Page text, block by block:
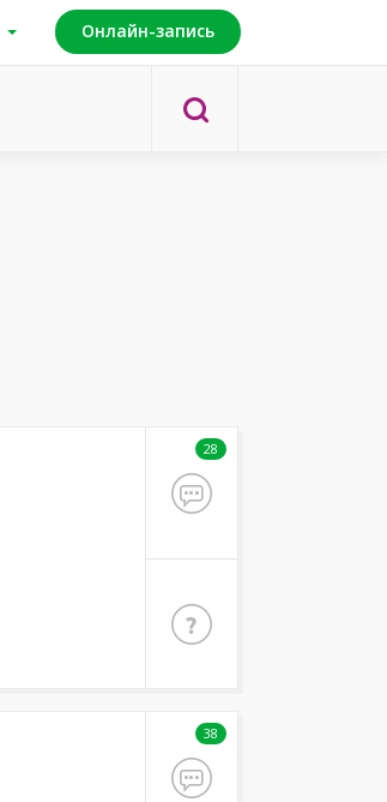
Онлайн-запись
28
38